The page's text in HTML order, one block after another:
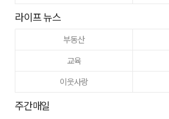
라이프 뉴스
부동산
교육
이웃사랑
주간매일